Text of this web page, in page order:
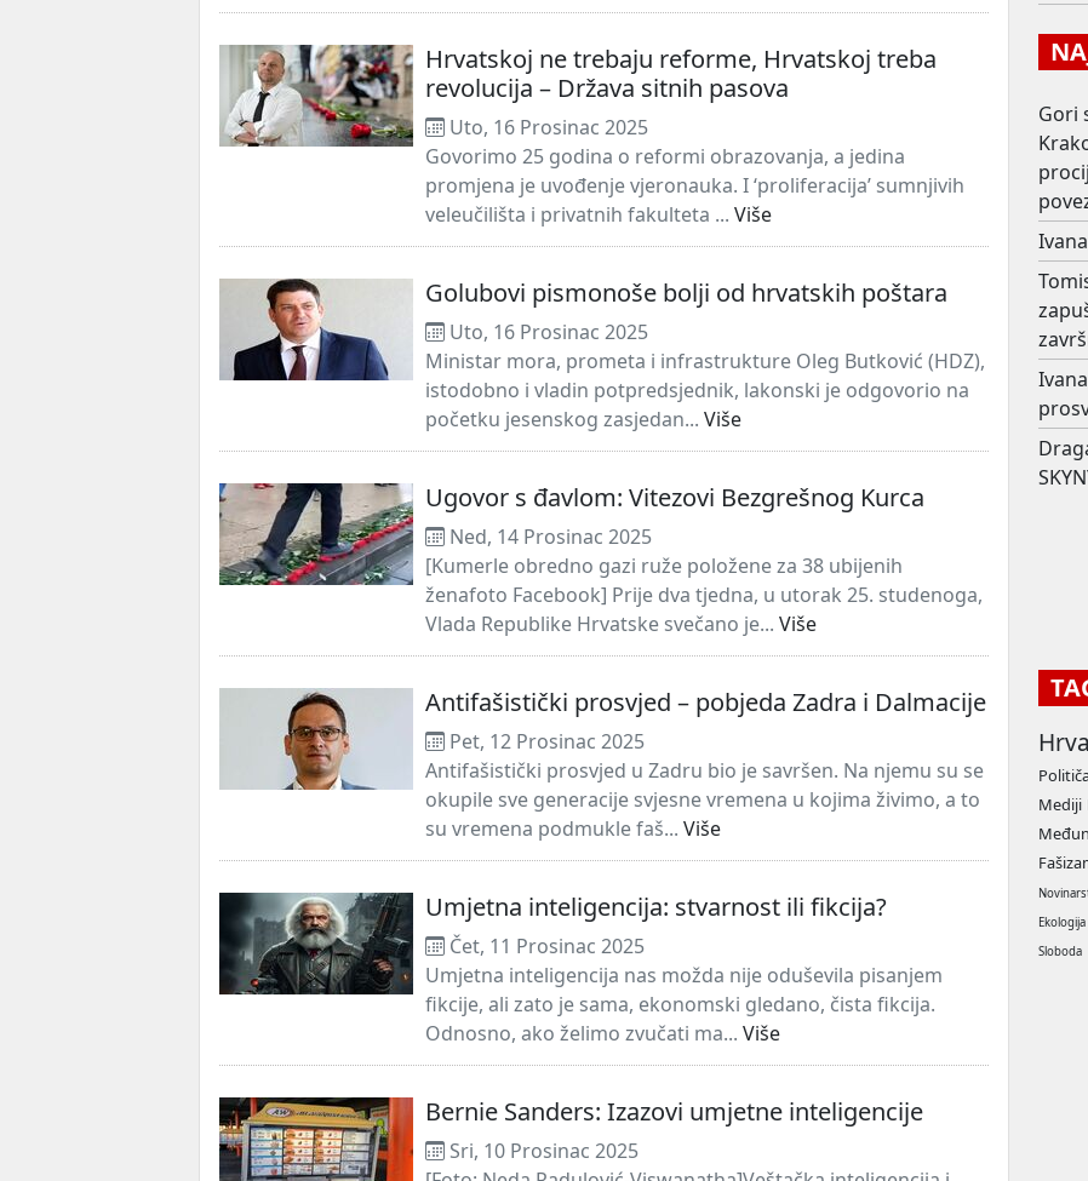
Hrvatskoj ne trebaju reforme, Hrvatskoj treba
revolucija – Država sitnih pasova
Uto, 16 Prosinac 2025
Govorimo 25 godina o reformi obrazovanja, a jedina
promjena je uvođenje vjeronauka. I ‘proliferacija’ sumnjivih
veleučilišta i privatnih fakulteta ... Više
Golubovi pismonoše bolji od hrvatskih poštara
Uto, 16 Prosinac 2025
Ministar mora, prometa i infrastrukture Oleg Butković (HDZ),
istodobno i vladin potpredsjednik, lakonski je odgovorio na
početku jesenskog zasjedan... Više
Ugovor s đavlom: Vitezovi Bezgrešnog Kurca
Ned, 14 Prosinac 2025
[Kumerle obredno gazi ruže položene za 38 ubijenih
ženafoto Facebook] Prije dva tjedna, u utorak 25. studenoga,
Vlada Republike Hrvatske svečano je... Više
Antifašistički prosvjed – pobjeda Zadra i Dalmacije
Pet, 12 Prosinac 2025
Antifašistički prosvjed u Zadru bio je savršen. Na njemu su se
okupile sve generacije svjesne vremena u kojima živimo, a to
su vremena podmukle faš... Više
Umjetna inteligencija: stvarnost ili fikcija?
Čet, 11 Prosinac 2025
Umjetna inteligencija nas možda nije oduševila pisanjem
fikcije, ali zato je sama, ekonomski gledano, čista fikcija.
Odnosno, ako želimo zvučati ma... Više
Bernie Sanders: Izazovi umjetne inteligencije
Sri, 10 Prosinac 2025
Gori
Mediji
Ekologija
Sloboda